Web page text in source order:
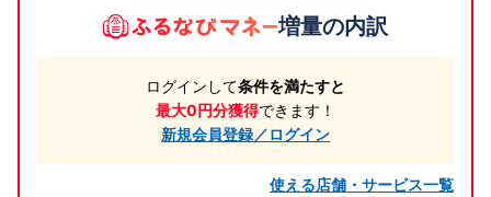
増量の内訳
ログインして条件を満たすと
最大0円分獲得できます！
新規会員登録／ログイン
使える店舗・サービス一覧